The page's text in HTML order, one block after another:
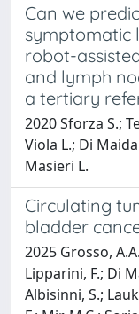
Can we
symptomatic
robot-
and lymph
a tertiary
2020 Sforza S.;
Viola L.; Di
Masieri L.
Circulating
bladder
2025 Grosso,
Lipparini, F.; Di
Albisinni, S.;